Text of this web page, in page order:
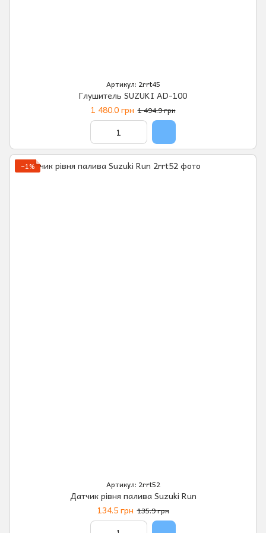
Артикул: 2rrt45
Глушитель SUZUKI AD-100
1 480.0 грн 1 494.9 грн
−1%
Артикул: 2rrt52
Датчик рівня палива Suzuki Run
134.5 грн 135.9 грн